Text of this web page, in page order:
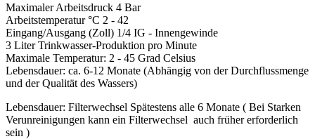
Maximaler Arbeitsdruck 4 Bar
Arbeitstemperatur °C 2 - 42
Eingang/Ausgang (Zoll) 1/4 IG - Innengewinde
3 Liter Trinkwasser-Produktion pro Minute
Maximale Temperatur: 2 - 45 Grad Celsius
Lebensdauer: ca. 6-12 Monate (Abhängig von der Durchflussmenge
und der Qualität des Wassers)
Lebensdauer: Filterwechsel Spätestens alle 6 Monate ( Bei Starken
Verunreinigungen kann ein Filterwechsel auch früher erforderlich
sein )